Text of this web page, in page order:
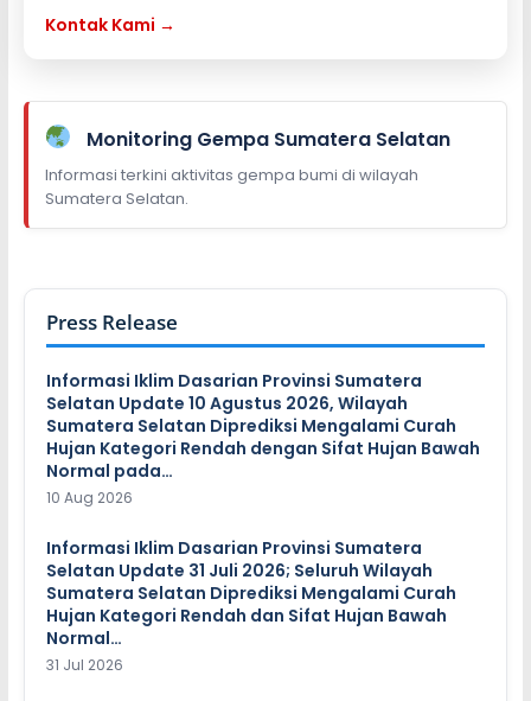
Kontak Kami →
Monitoring Gempa Sumatera Selatan
Informasi terkini aktivitas gempa bumi di wilayah
Sumatera Selatan.
Press Release
Informasi Iklim Dasarian Provinsi Sumatera
Selatan Update 10 Agustus 2026, Wilayah
Sumatera Selatan Diprediksi Mengalami Curah
Hujan Kategori Rendah dengan Sifat Hujan Bawah
Normal pada…
10 Aug 2026
Informasi Iklim Dasarian Provinsi Sumatera
Selatan Update 31 Juli 2026; Seluruh Wilayah
Sumatera Selatan Diprediksi Mengalami Curah
Hujan Kategori Rendah dan Sifat Hujan Bawah
Normal…
31 Jul 2026